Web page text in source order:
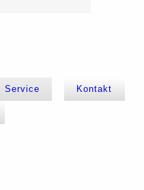
Service Kontakt